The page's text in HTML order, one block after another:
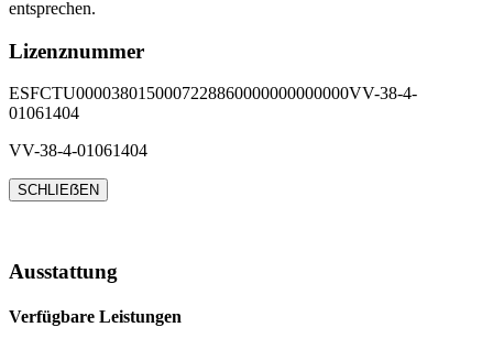
entsprechen.
Lizenznummer
ESFCTU0000380150007228860000000000000VV-38-4-
01061404
VV-38-4-01061404
SCHLIEẞEN
Ausstattung
Verfügbare Leistungen